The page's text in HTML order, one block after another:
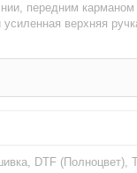
передним
верхняя
DTF (Полноцвет),